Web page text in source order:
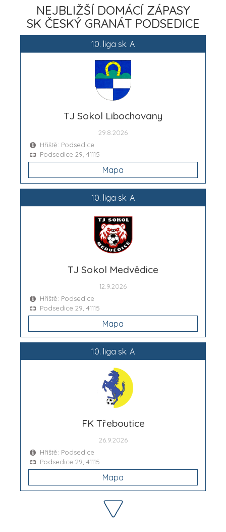
NEJBLIŽŠÍ DOMÁCÍ ZÁPASY
SK ČESKÝ GRANÁT PODSEDICE
10. liga sk. A
TJ Sokol Libochovany
29.8.2026
Hřiště: Podsedice
Podsedice 29, 41115
Mapa
10. liga sk. A
TJ Sokol Medvědice
12.9.2026
Hřiště: Podsedice
Podsedice 29, 41115
Mapa
10. liga sk. A
FK Třeboutice
26.9.2026
Hřiště: Podsedice
Podsedice 29, 41115
Mapa